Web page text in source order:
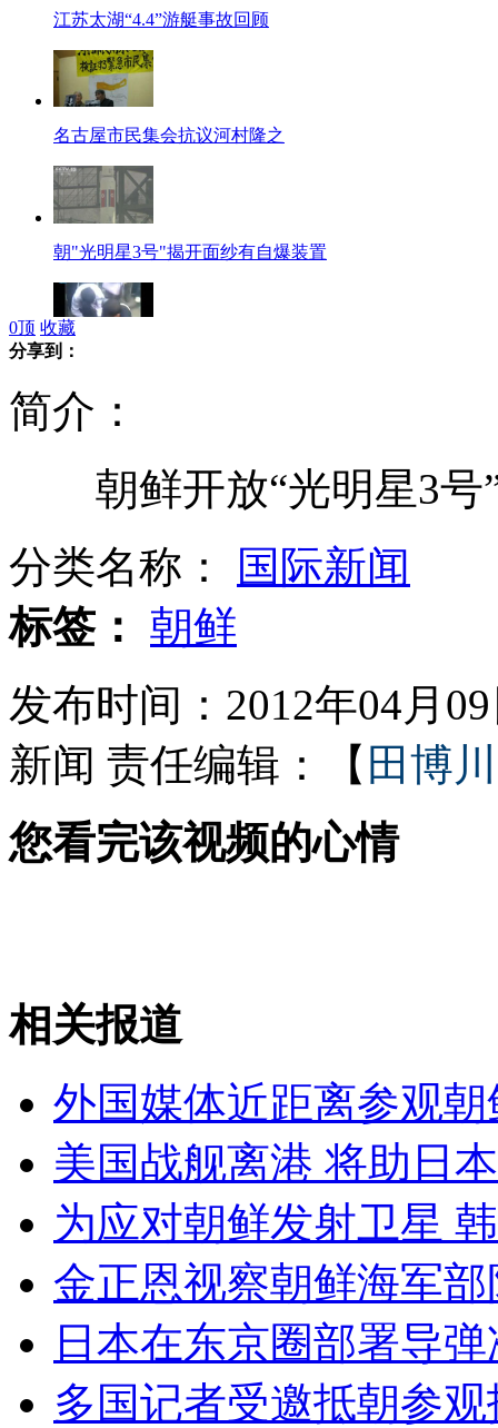
江苏太湖“4.4”游艇事故回顾
名古屋市民集会抗议河村隆之
朝"光明星3号"揭开面纱有自爆装置
淘宝卖家遭遇诈骗 14万元不翼而飞
希腊主播被泼酸奶扔鸡蛋
少女拿同学12元 写检讨后跳江身亡
山西运城恶犬咬伤多人 警民合力深夜将其击毙
女孩北京地铁殴打老人 痛下狠手拳打脚踢
无痛分娩是否安全 医生回应
外交部：反对强权政治霸凌主义
0顶 收藏
分享到：
简介：
朝鲜开放“光明星3号
分类名称：
国际新闻
标签： 朝鲜
发布时间：2012年04月
新闻 责任编辑：【 田博川
您看完该视频的心情
相关报道
外国媒体近距离参观
美国战舰离港 将助日
为应对朝鲜发射卫星
金正恩视察朝鲜海军
日本在东京圈部署导
多国记者受邀抵朝参